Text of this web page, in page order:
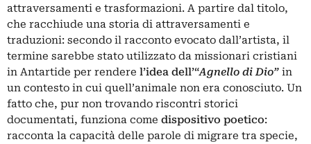
attraversamenti e trasformazioni. A partire dal titolo,
che racchiude una storia di attraversamenti e
traduzioni: secondo il racconto evocato dall’artista, il
termine sarebbe stato utilizzato da missionari cristiani
in Antartide per rendere l’idea dell’“Agnello di Dio” in
un contesto in cui quell’animale non era conosciuto. Un
fatto che, pur non trovando riscontri storici
documentati, funziona come dispositivo poetico:
racconta la capacità delle parole di migrare tra specie,